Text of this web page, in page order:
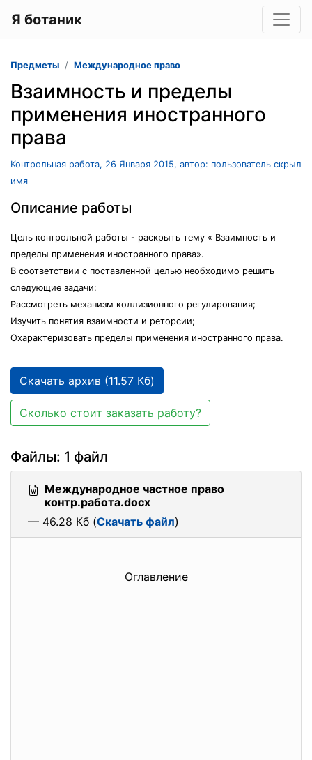
Я ботаник
Предметы Международное право
Взаимность и пределы
применения иностранного
права
Контрольная работа, 26 Января 2015, автор: пользователь скрыл
имя
Описание работы
Цель контрольной работы - раскрыть тему « Взаимность и
пределы применения иностранного права».
В соответствии с поставленной целью необходимо решить
следующие задачи:
Рассмотреть механизм коллизионного регулирования;
Изучить понятия взаимности и реторсии;
Охарактеризовать пределы применения иностранного права.
Скачать архив (11.57 Кб)
Сколько стоит заказать работу?
Файлы: 1 файл
Международное частное право
контр.работа.docx
— 46.28 Кб (Скачать файл)
Оглавление